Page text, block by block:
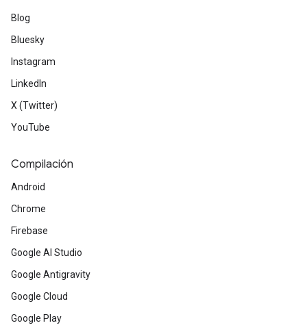
Blog
Bluesky
Instagram
LinkedIn
X (Twitter)
YouTube
Compilación
Android
Chrome
Firebase
Google AI Studio
Google Antigravity
Google Cloud
Google Play